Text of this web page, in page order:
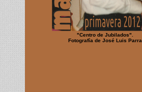
"Centro de Jubilados".
Fotografía de José Luis Parra